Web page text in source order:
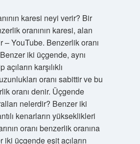
karesi neyi verir? Bir
oranının karesi, alan
– YouTube. Benzerlik oranı
iki üçgende, aynı
karşılıklı
oranı sabittir ve bu
oranı denir. Üçgende
nelerdir? Benzer iki
kenarların yükseklikleri
oranı benzerlik oranına
iki üçgende eşit açıların